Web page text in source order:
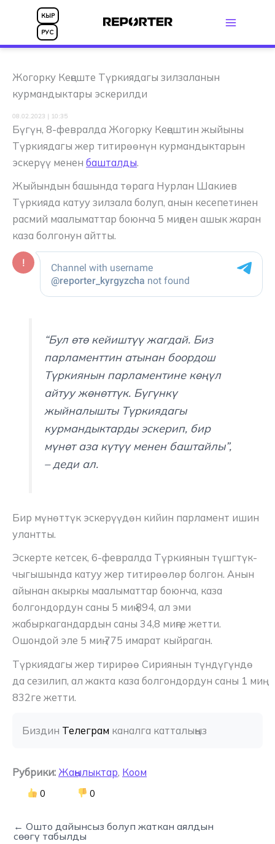
КЫР
РУС
Жогорку Кеңеште Түркиядагы зилзаланын
курмандыктары эскерилди
08.02.2023 | 10:35
Бүгүн, 8-февралда Жогорку Кеңештин жыйыны
Түркиядагы жер титирөөнүн курмандыктарын
эскерүү менен башталды.
Жыйындын башында төрага Нурлан Шакиев
Түркияда катуу зилзала болуп, анын кесепетинен
расмий маалыматтар боюнча 5 миңден ашык жаран
каза болгонун айтты.
“Бул өтө кейиштүү жагдай. Биз
парламенттин атынан боордош
Түркиянын парламентине көңүл
айтуу жөнөттүк. Бүгүнкү
жыйналышты Түркиядагы
курмандыктарды эскерип, бир
мүнөт аза күтүү менен баштайлы”,
– деди ал.
Бир мүнөттүк эскерүүдөн кийин парламент ишин
улантты.
Эскерте кетсек, 6-февралда Түркиянын түшгтүк-
чыгышында катуу жер титирөөлөр болгон. Анын
айынан акыркы маалыматтар боюнча, каза
болгондордун саны 5 миң 894, ал эми
жабыркагандардын саны 34,8 миңге жетти.
Ошондой эле 5 миң 775 имарат кыйраган.
Түркиядагы жер тирирөө Сириянын түндүгүндө
да сезилип, ал жакта каза болгондордун саны 1 миң
832ге жетти.
Биздин Телеграм каналга катталыңыз
Рубрики: Жаңылыктар, Коом
0 0
← Ошто дайынсыз болуп жаткан аялдын
сөөгү табылды